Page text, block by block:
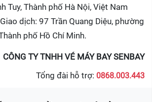
Tuy, Thành phố Hà Nội, Việt Nam
dịch: 97 Trần Quang Diệu, phường
phố Hồ Chí Minh.
CÔNG TY TNHH VÉ MÁY BAY SENBAY
Tổng đài hỗ trợ: 0868.003.443